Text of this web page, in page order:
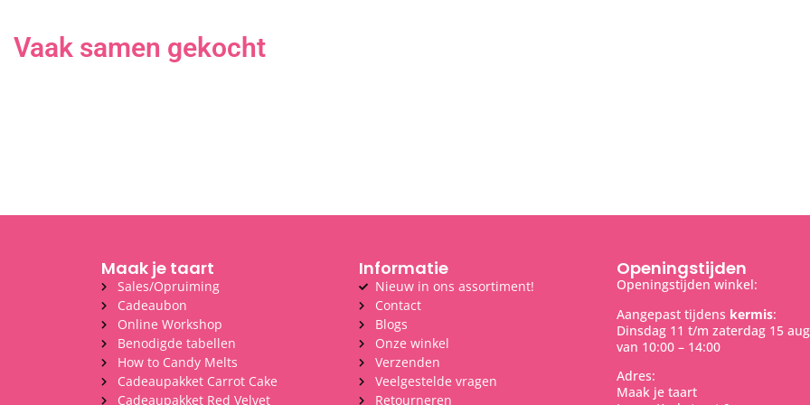
Vaak samen gekocht
Maak je taart
Sales/Opruiming
Cadeaubon
Online Workshop
Benodigde tabellen
How to Candy Melts
Cadeaupakket Carrot Cake
Cadeaupakket Red Velvet
Informatie
Nieuw in ons assortiment!
Contact
Blogs
Onze winkel
Verzenden
Veelgestelde vragen
Retourneren
Openingstijden
Openingstijden winkel:
Aangepast tijdens kermis:
Dinsdag 11 t/m zaterdag 15
van 10:00 – 14:00
Adres:
Maak je taart